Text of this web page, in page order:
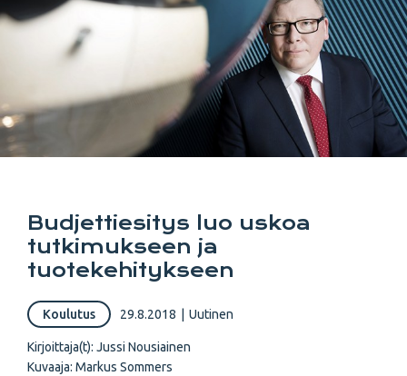
Budjettiesitys luo uskoa
tutkimukseen ja
tuotekehitykseen
Koulutus 29.8.2018 Uutinen
Kirjoittaja(t): Jussi Nousiainen
Kuvaaja: Markus Sommers